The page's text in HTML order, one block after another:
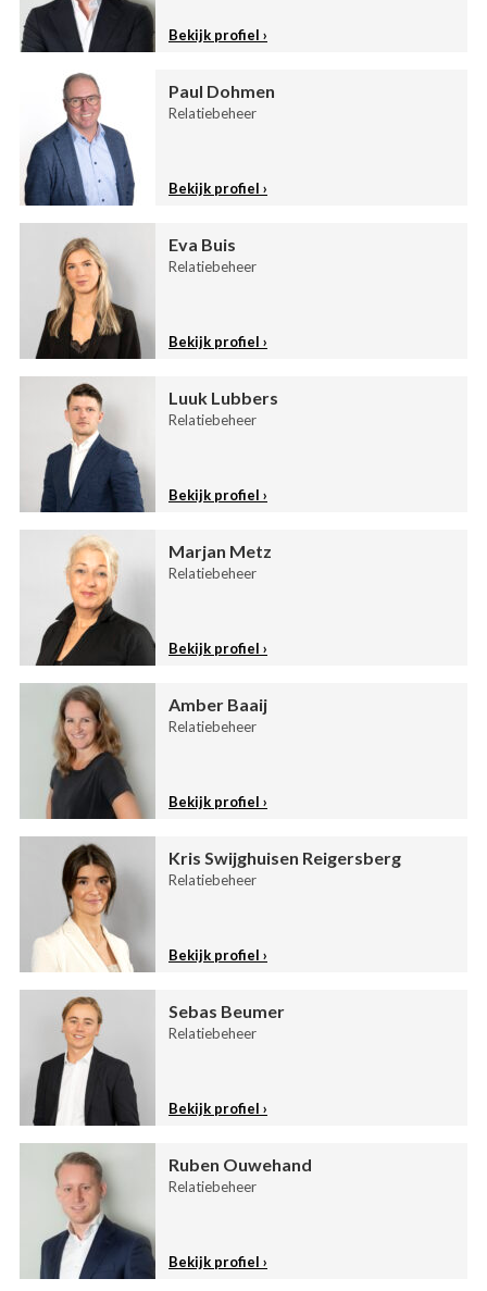
Bekijk profiel
Paul Dohmen
Relatiebeheer
Bekijk profiel
Eva Buis
Relatiebeheer
Bekijk profiel
Luuk Lubbers
Relatiebeheer
Bekijk profiel
Marjan Metz
Relatiebeheer
Bekijk profiel
Amber Baaij
Relatiebeheer
Bekijk profiel
Kris Swijghuisen Reigersberg
Relatiebeheer
Bekijk profiel
Sebas Beumer
Relatiebeheer
Bekijk profiel
Ruben Ouwehand
Relatiebeheer
Bekijk profiel